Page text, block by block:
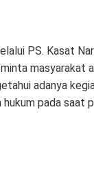
PS. Kasat
masyarakat
adanya
pada saat